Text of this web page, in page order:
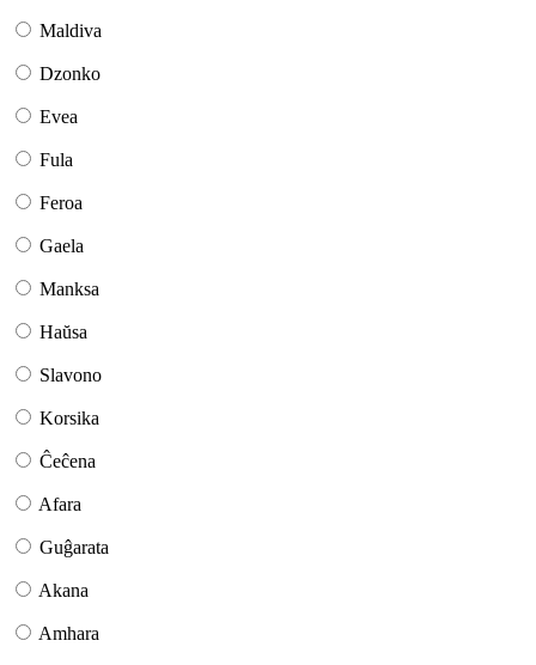
Maldiva
Dzonko
Evea
Fula
Feroa
Gaela
Manksa
Haŭsa
Slavono
Korsika
Ĉeĉena
Afara
Guĝarata
Akana
Amhara